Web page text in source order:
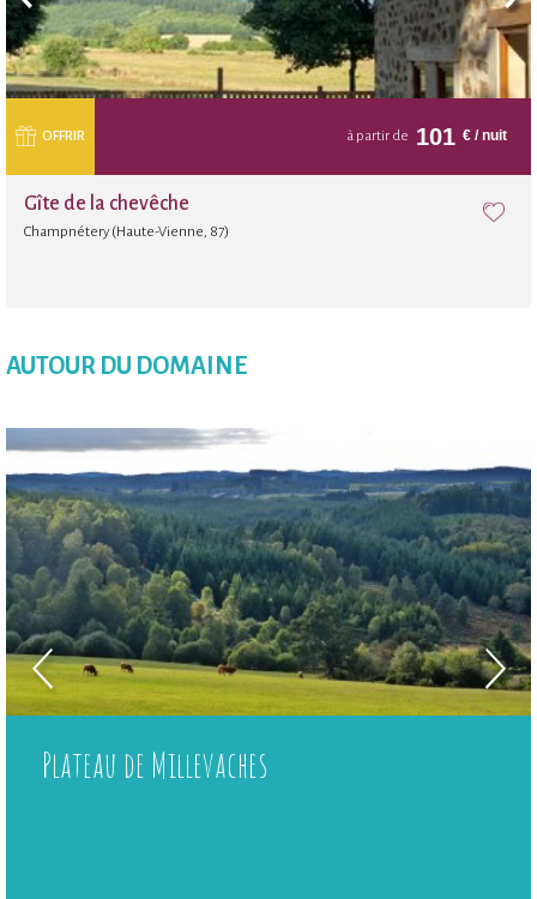
OFFRIR à partir de 101 € / nuit
Gîte de la chevêche
Champnétery (Haute-Vienne, 87)
AUTOUR DU DOMAINE
Plateau de Millevaches